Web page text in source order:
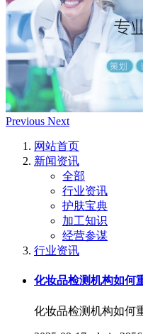
Previous Next
网站首页
新闻资讯
全部
行业资讯
护肤宝典
加工知识
经营参谋
行业资讯
化妆品检测机构如何
化妆品检测机构如何